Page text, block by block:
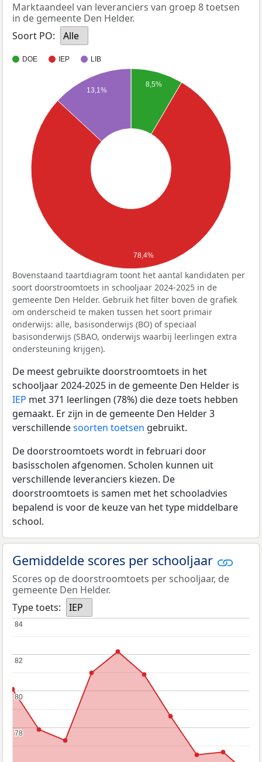
Marktaandeel van leveranciers van groep 8 toetsen
in de gemeente Den Helder.
Soort PO:
Alle
DOE IEP LIB
8,5%
13,1%
78,4%
Bovenstaand taartdiagram toont het aantal kandidaten per
soort doorstroomtoets in schooljaar 2024-2025 in de
gemeente Den Helder. Gebruik het filter boven de grafiek
om onderscheid te maken tussen het soort primair
onderwijs: alle, basisonderwijs (BO) of speciaal
basisonderwijs (SBAO, onderwijs waarbij leerlingen extra
ondersteuning krijgen).
De meest gebruikte doorstroomtoets in het
schooljaar 2024-2025 in de gemeente Den Helder is
IEP met 371 leerlingen (78%) die deze toets hebben
gemaakt. Er zijn in de gemeente Den Helder 3
verschillendesoorten toetsen gebruikt.
De doorstroomtoets wordt in februari door
basisscholen afgenomen. Scholen kunnen uit
verschillende leveranciers kiezen. De
doorstroomtoets is samen met het schooladvies
bepalend is voor de keuze van het type middelbare
school.
Gemiddelde scores per schooljaar
Scores op de doorstroomtoets per schooljaar, de
gemeente Den Helder.
Type toets:
IEP
78
78
80
80
82
82
84
84